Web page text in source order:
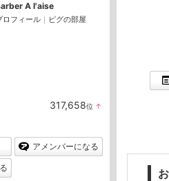
A l'aise
ロフィール ｜ ピグの部屋
317,658位 ↑
アメンバーになる